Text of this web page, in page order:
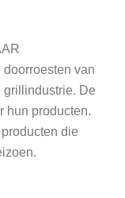
van
grillindustrie. De
hun producten.
die